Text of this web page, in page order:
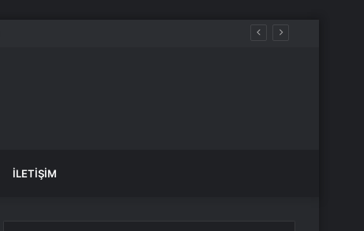
İLETIŞIM